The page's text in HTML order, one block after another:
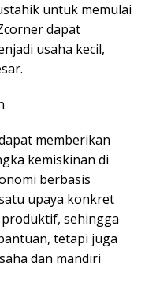
untuk memulai
dapat
usaha kecil,
memberikan
kemiskinan di
berbasis
upaya konkret
sehingga
tetapi juga
dan mandiri